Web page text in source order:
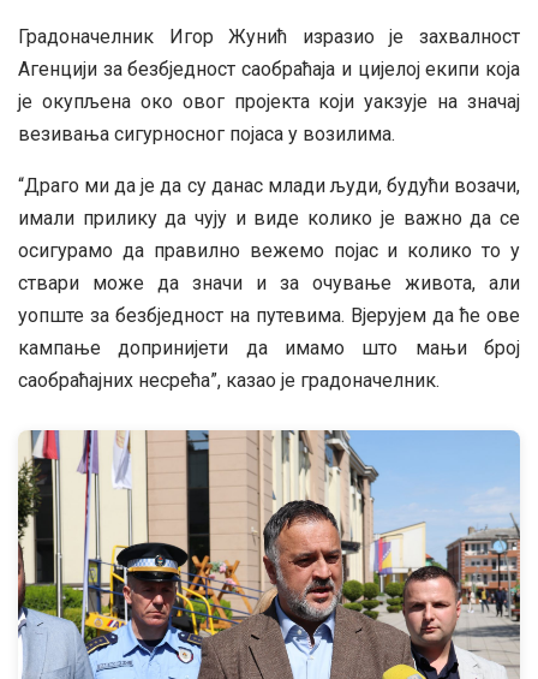
Градоначелник Игор Жунић изразио је захвалност
Агенцији за безбједност саобраћаја и цијелој екипи која
је окупљена око овог пројекта који уакзује на значај
везивања сигурносног појаса у возилима.
“Драго ми да је да су данас млади људи, будући возачи,
имали прилику да чују и виде колико је важно да се
осигурамо да правилно вежемо појас и колико то у
ствари може да значи и за очување живота, али
уопште за безбједност на путевима. Вјерујем да ће ове
кампање допринијети да имамо што мањи број
саобраћајних несрећа”, казао је градоначелник.